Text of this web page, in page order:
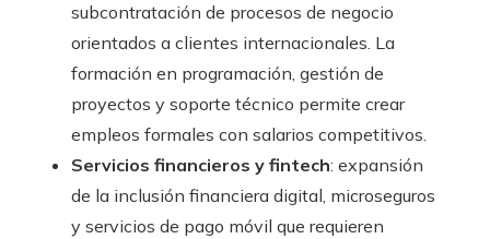
subcontratación de procesos de negocio
orientados a clientes internacionales. La
formación en programación, gestión de
proyectos y soporte técnico permite crear
empleos formales con salarios competitivos.
Servicios financieros y fintech: expansión
de la inclusión financiera digital, microseguros
y servicios de pago móvil que requieren